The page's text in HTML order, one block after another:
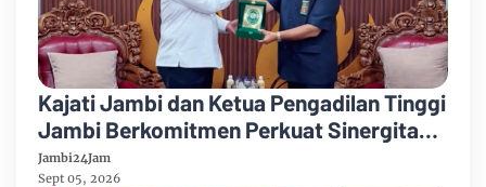
Kajati Jambi dan Ketua Pengadilan Tinggi
Jambi Berkomitmen Perkuat Sinergitas
Penegakan Hukum
Jambi24Jam
Sept 05, 2026